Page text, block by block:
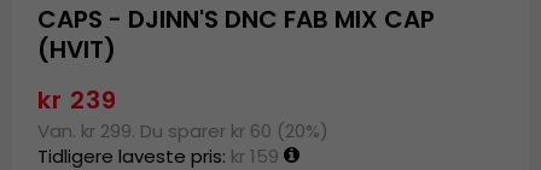
CAPS - DJINN'S DNC FAB MIX CAP
(HVIT)
kr 239
Van. kr 299. Du sparer kr 60 (20%)
Tidligere laveste pris: kr 159